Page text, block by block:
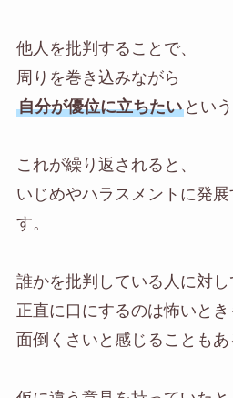
他人を批判することで、
周りを巻き込みながら
自分が優位に立ちたいとい
これが繰り返されると、
いじめやハラスメントに発
す。
誰かを批判している人に対し
正直に口にするのは怖いと
面倒くさいと感じることもあ